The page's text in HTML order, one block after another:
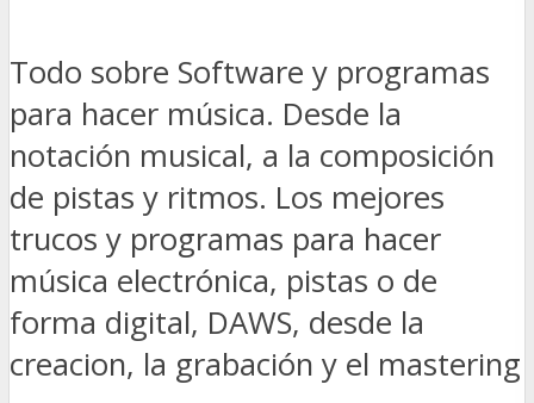
Todo sobre Software y programas
para hacer música. Desde la
notación musical, a la composición
de pistas y ritmos. Los mejores
trucos y programas para hacer
música electrónica, pistas o de
forma digital, DAWS, desde la
creacion, la grabación y el mastering